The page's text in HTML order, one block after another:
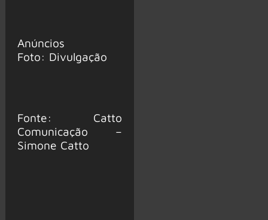
Anúncios
Foto: Divulgação
Fonte: Catto
Comunicação –
Simone Catto